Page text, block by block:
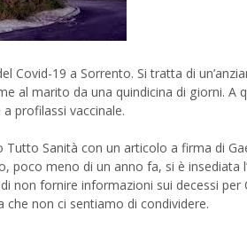
Covid-19 a Sorrento. Si tratta di
al marito da una quindicina di giorni. A
profilassi vaccinale.
Tutto Sanità con un articolo a firma di
poco meno di un anno fa, si è insediata
non fornire informazioni sui decessi
che non ci sentiamo di condividere.